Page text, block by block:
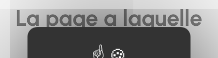
La page a laquelle
vous cherchez à